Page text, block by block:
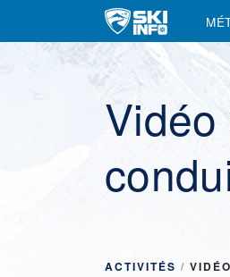
Main Navigation
ACTIVITÉS /